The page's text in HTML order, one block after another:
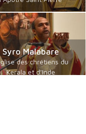
Syro Malabare
des chrétiens du
Kerala et d’Inde